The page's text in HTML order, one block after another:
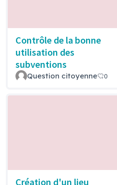
Contrôle de la bonne
utilisation des
subventions
Question citoyenne 0
Création d'un lieu